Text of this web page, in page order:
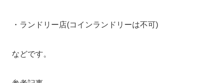
・ランドリー店(コインランドリーは不可)
などです。